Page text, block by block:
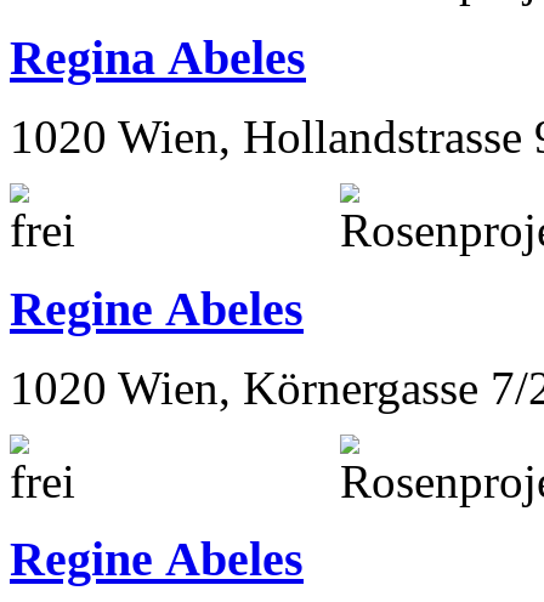
1020 Wien, Praterstrasse 55
Regina Abeles
1020 Wien, Hollandstrasse
Regine Abeles
1020 Wien, Körnergasse 7/